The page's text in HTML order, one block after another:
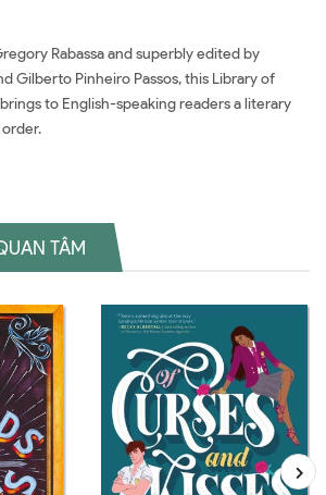
Rabassa and superbly edited by
Gilberto Pinheiro Passos, this Library of
to English-speaking readers a literary
TÂM